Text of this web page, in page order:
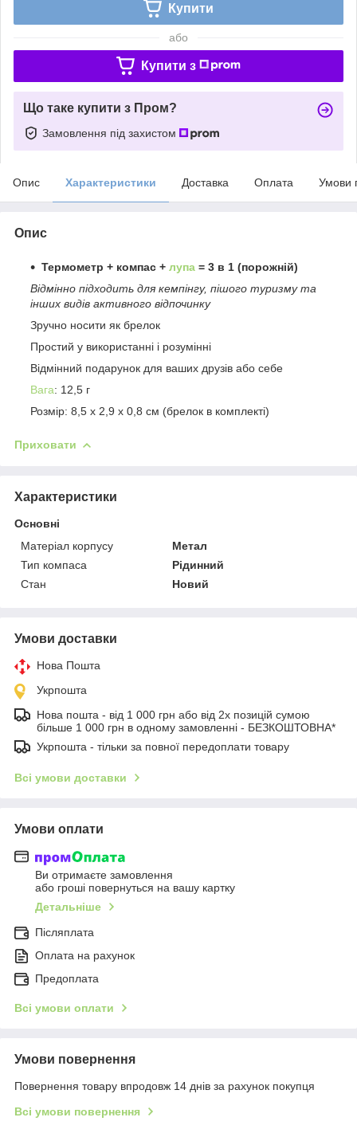
Купити
або
Купити з
Що таке купити з Пром?
Замовлення під захистом
Опис Характеристики Доставка Оплата Умови
Опис
Термометр + компас + лупа = 3 в 1 (порожній)
Відмінно підходить для кемпінгу, пішого туризму та
інших видів активного відпочинку
Зручно носити як брелок
Простий у використанні і розумінні
Відмінний подарунок для ваших друзів або себе
Вага: 12,5 г
Розмір: 8,5 х 2,9 х 0,8 см (брелок в комплекті)
Приховати
Характеристики
Основні
Матеріал корпусу
Метал
Тип компаса
Рідинний
Стан
Новий
Умови доставки
Нова Пошта
Укрпошта
Нова пошта - від 1 000 грн або від 2х позицій сумою
більше 1 000 грн в одному замовленні - БЕЗКОШТОВНА*
Укрпошта - тільки за повної передоплати товару
Всі умови доставки
Умови оплати
Ви отримаєте замовлення
або гроші повернуться на вашу картку
Детальніше
Післяплата
Оплата на рахунок
Предоплата
Всі умови оплати
Умови повернення
Повернення товару впродовж 14 днів за рахунок покупця
Всі умови повернення